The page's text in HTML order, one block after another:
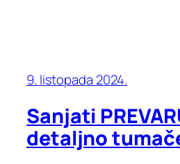
9. listopada 2024.
Sanjati
detaljno